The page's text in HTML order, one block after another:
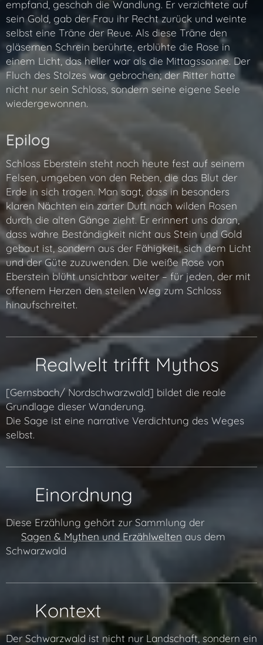
empfand, geschah die Wandlung. Er verzichtete auf
sein Gold, gab der Frau ihr Recht zurück und weinte
selbst eine Träne der Reue. Als diese Träne den
gläsernen Schrein berührte, erblühte die Rose in
einem Licht, das heller war als die Mittagssonne. Der
Fluch des Stolzes war gebrochen; der Ritter hatte
nicht nur sein Schloss, sondern seine eigene Seele
wiedergewonnen.
Epilog
Schloss Eberstein steht noch heute fest auf seinem
Felsen, umgeben von den Reben, die das Blut der
Erde in sich tragen. Man sagt, dass in besonders
klaren Nächten ein zarter Duft nach wilden Rosen
durch die alten Gänge zieht. Er erinnert uns daran,
dass wahre Beständigkeit nicht aus Stein und Gold
gebaut ist, sondern aus der Fähigkeit, sich dem Licht
und der Güte zuzuwenden. Die weiße Rose von
Eberstein blüht unsichtbar weiter – für jeden, der mit
offenem Herzen den steilen Weg zum Schloss
hinaufschreitet.
🌍 Realwelt trifft Mythos
[Gernsbach/ Nordschwarzwald] bildet die reale
Grundlage dieser Wanderung.
Die Sage ist eine narrative Verdichtung des Weges
selbst.
🧭 Einordnung
Diese Erzählung gehört zur Sammlung der
Sagen & Mythen und Erzählwelten aus dem
Schwarzwald
🌐 Kontext
Der Schwarzwald ist nicht nur Landschaft, sondern ein